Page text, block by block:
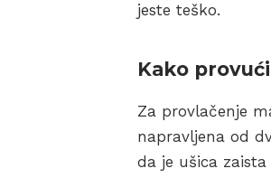
jeste teško.
Kako
Za provlačenje
napravljena od
da je ušica